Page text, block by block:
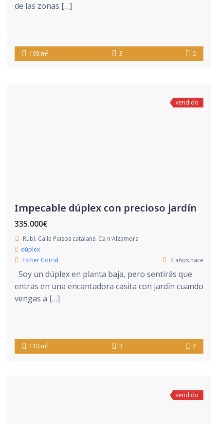
de las zonas […]
108 m2 3 2
vendido
Impecable dúplex con precioso jardín
335.000€
Rubí. Calle Països catalans. Ca n'Alzamora
dúplex
Esther Corral
4 años hace
Soy un dúplex en planta baja, pero sentirás que
entras en una encantadora casita con jardín cuando
vengas a […]
110 m2 3 2
vendido